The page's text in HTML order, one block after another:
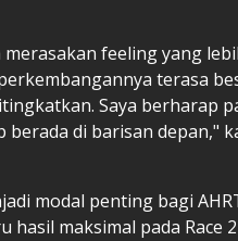
feeling yang
terasa
Saya berharap
di barisan depan,"
modal penting bagi
maksimal pada Race 2